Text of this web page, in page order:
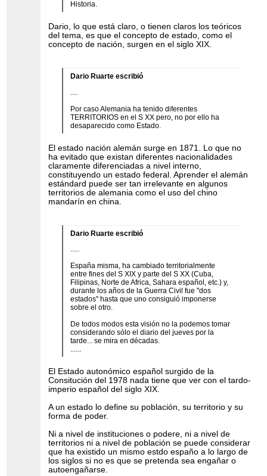
Historia.
Dario, lo que está claro, o tienen claros los teóricos
del tema, es que el concepto de estado, como el
concepto de nación, surgen en el siglo XIX.
Dario Ruarte escribió
Por caso Alemania ha tenido diferentes
TERRITORIOS en el S XX pero, no por ello ha
desaparecido como Estado.
El estado nación alemán surge en 1871. Lo que no
ha evitado que existan diferentes nacionalidades
claramente diferenciadas a nivel interno,
constituyendo un estado federal. Aprender el alemán
estándard puede ser tan irrelevante en algunos
territorios de alemania como el uso del chino
mandarín en china.
Dario Ruarte escribió
.....
España misma, ha cambiado territorialmente
entre fines del S XIX y parte del S XX (Cuba,
Filipinas, Norte de Africa, Sahara español, etc.) y,
durante los años de la Guerra Civil fue "dos
estados" hasta que uno consiguió imponerse
sobre el otro.
De todos modos esta visión no la podemos tomar
considerando sólo el diario del jueves por la
tarde... se mira en décadas.
......
El Estado autonómico español surgido de la
Consitución del 1978 nada tiene que ver con el tardo-
imperio español del siglo XIX.
A un estado lo define su población, su territorio y su
forma de poder.
Ni a nivel de instituciones o podere, ni a nivel de
territorios ni a nivel de población se puede considerar
que ha existido un mismo estdo españo a lo largo de
los siglos si no es que se pretenda sea engañar o
autoengañarse.